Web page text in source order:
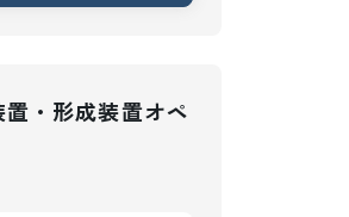
・形成装置オペ